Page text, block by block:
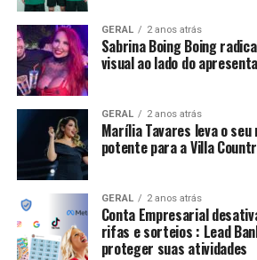
GERAL 2 anos atrás
Sabrina Boing Boing
visual ao lado do
GERAL 2 anos atrás
Marília Tavares leva o
potente para a Villa
GERAL 2 anos atrás
Conta Empresarial
rifas e sorteios : Lead
proteger suas atividades